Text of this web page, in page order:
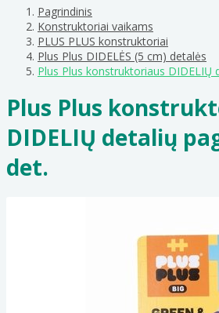
Pagrindinis
Konstruktoriai vaikams
PLUS PLUS konstruktoriai
Plus Plus DIDELĖS (5 cm) detalės
Plus Plus konstruktoriaus DIDELIŲ
Plus Plus
DIDELIŲ detalių
det.